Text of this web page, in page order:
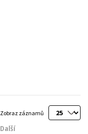
Zobraz záznamů
Další